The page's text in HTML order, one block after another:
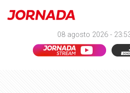
08 agosto 2026 -